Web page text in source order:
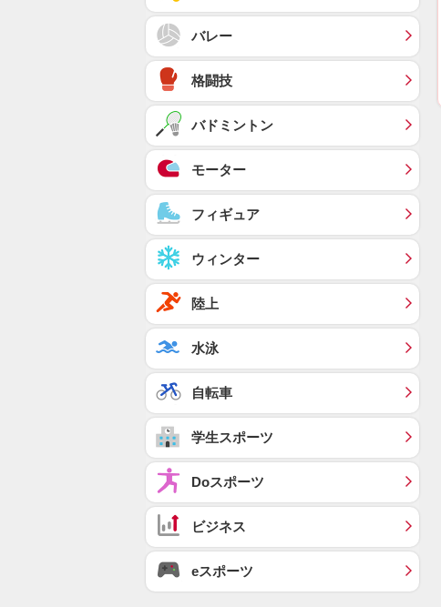
バレー
格闘技
バドミントン
モーター
フィギュア
ウィンター
陸上
水泳
自転車
学生スポーツ
Doスポーツ
ビジネス
eスポーツ